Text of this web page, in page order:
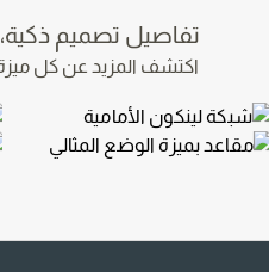
تفاصيل تصميم
اكتشف المزيد عن كل